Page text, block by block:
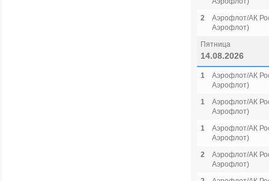
2
Аэрофлот/АК
Аэрофлот)
Пятница
14.08.2026
1
Аэрофлот/АК
Аэрофлот)
1
Аэрофлот/АК
Аэрофлот)
1
Аэрофлот/АК
Аэрофлот)
2
Аэрофлот/АК
Аэрофлот)